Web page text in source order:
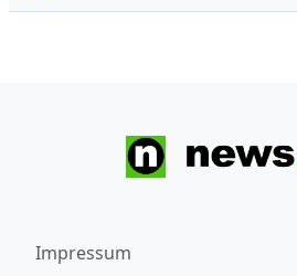
Impressum